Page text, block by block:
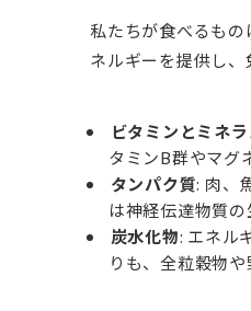
私たちが食べるも
ネルギーを提供し、
ビタミンとミネ
タミンB群やマグ
タンパク質: 肉、
は神経伝達物質の
炭水化物: エネル
りも、全粒穀物